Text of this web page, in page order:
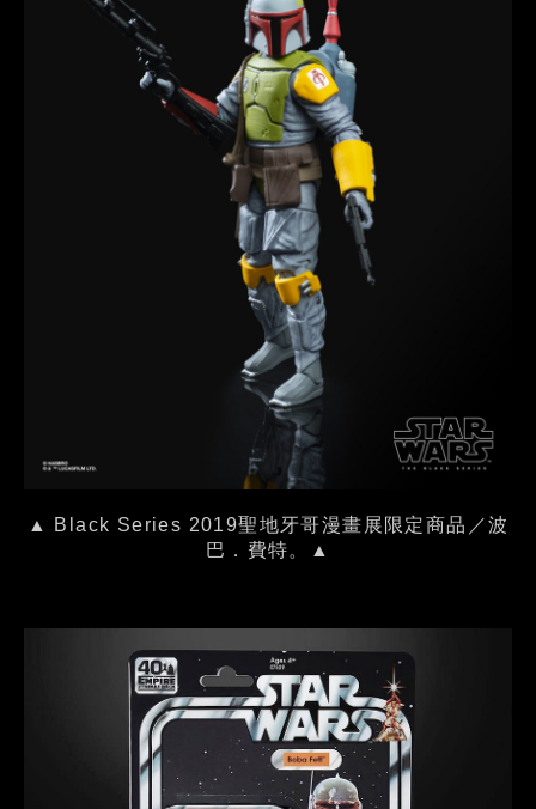
▲ Black Series 2019聖地牙哥漫畫展限定商品／波
巴．費特。▲